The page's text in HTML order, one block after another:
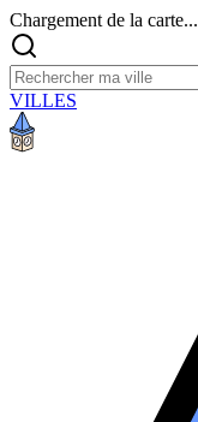
Chargement de la carte...
VILLES